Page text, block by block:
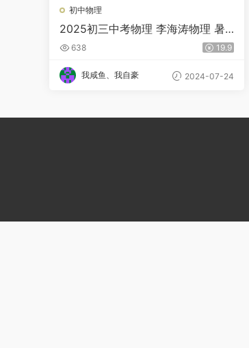
初中物理
2025初三中考物理 李海涛物理 暑
假班 秋季班 百度网盘
638 19.9
我咸鱼、我自豪 2024-07-24